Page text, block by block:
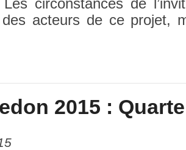
cir­constan­ces de
des ac­teurs de ce pro­jet,
2015 :